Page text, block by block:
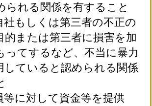
られる関係を有すること
もしくは第三者の不正の
的または第三者に損害を加
ってするなど、不当に暴力
していると認められる関係
に対して資金等を提供